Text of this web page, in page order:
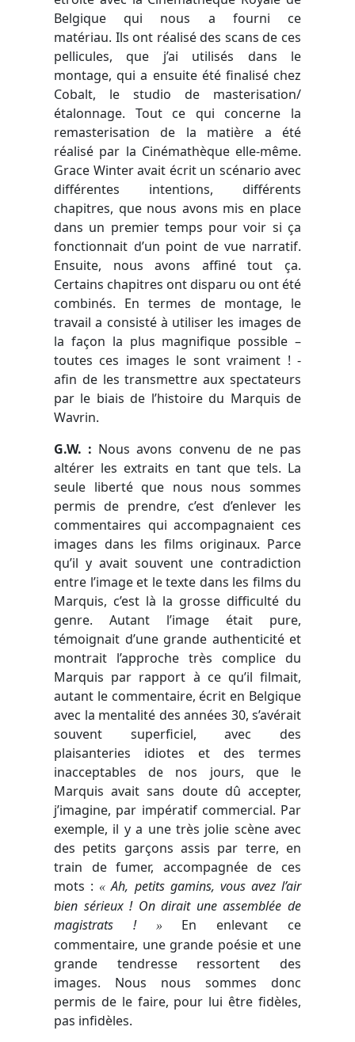
Belgique qui nous a fourni ce
matériau. Ils ont réalisé des scans de ces
pellicules, que j’ai utilisés dans le
montage, qui a ensuite été finalisé chez
Cobalt, le studio de masterisation/
étalonnage. Tout ce qui concerne la
remasterisation de la matière a été
réalisé par la Cinémathèque elle-même.
Grace Winter avait écrit un scénario avec
différentes intentions, différents
chapitres, que nous avons mis en place
dans un premier temps pour voir si ça
fonctionnait d’un point de vue narratif.
Ensuite, nous avons affiné tout ça.
Certains chapitres ont disparu ou ont été
combinés. En termes de montage, le
travail a consisté à utiliser les images de
la façon la plus magnifique possible –
toutes ces images le sont vraiment ! -
afin de les transmettre aux spectateurs
par le biais de l’histoire du Marquis de
Wavrin.
G.W. : Nous avons convenu de ne pas
altérer les extraits en tant que tels. La
seule liberté que nous nous sommes
permis de prendre, c’est d’enlever les
commentaires qui accompagnaient ces
images dans les films originaux. Parce
qu’il y avait souvent une contradiction
entre l’image et le texte dans les films du
Marquis, c’est là la grosse difficulté du
genre. Autant l’image était pure,
témoignait d’une grande authenticité et
montrait l’approche très complice du
Marquis par rapport à ce qu’il filmait,
autant le commentaire, écrit en Belgique
avec la mentalité des années 30, s’avérait
souvent superficiel, avec des
plaisanteries idiotes et des termes
inacceptables de nos jours, que le
Marquis avait sans doute dû accepter,
j’imagine, par impératif commercial. Par
exemple, il y a une très jolie scène avec
des petits garçons assis par terre, en
train de fumer, accompagnée de ces
mots : «Ah, petits gamins, vous avez l’air
bien sérieux ! On dirait une assemblée de
magistrats !
»
En enlevant ce
commentaire, une grande poésie et une
grande tendresse ressortent des
images. Nous nous sommes donc
permis de le faire, pour lui être fidèles,
pas infidèles.